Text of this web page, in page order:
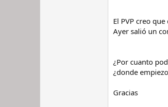
El PVP creo
Ayer salió un
¿Por cuanto
¿donde
Gracias